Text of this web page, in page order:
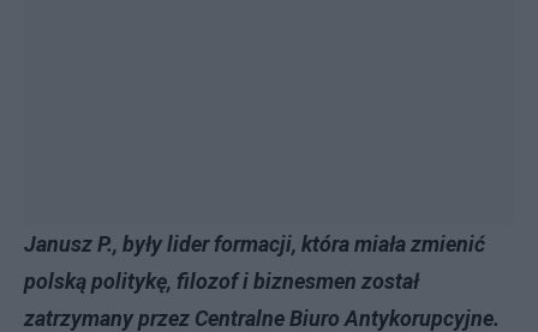
Janusz P., były lider formacji, która miała zmienić
polską politykę, filozof i biznesmen został
zatrzymany przez Centralne Biuro Antykorupcyjne.